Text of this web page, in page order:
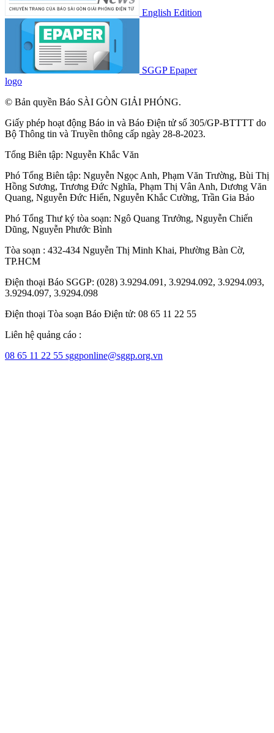
English Edition
SGGP Epaper
logo
© Bản quyền Báo SÀI GÒN GIẢI PHÓNG.
Giấy phép hoạt động Báo in và Báo Điện tử số 305/GP-BTTTT do
Bộ Thông tin và Truyền thông cấp ngày 28-8-2023.
Tổng Biên tập: Nguyễn Khắc Văn
Phó Tổng Biên tập: Nguyễn Ngọc Anh, Phạm Văn Trường, Bùi Thị
Hồng Sương, Trương Đức Nghĩa, Phạm Thị Vân Anh, Dương Văn
Quang, Nguyễn Đức Hiển, Nguyễn Khắc Cường, Trần Gia Bảo
Phó Tổng Thư ký tòa soạn: Ngô Quang Trưởng, Nguyễn Chiến
Dũng, Nguyễn Phước Bình
Tòa soạn : 432-434 Nguyễn Thị Minh Khai, Phường Bàn Cờ,
TP.HCM
Điện thoại Báo SGGP: (028) 3.9294.091, 3.9294.092, 3.9294.093,
3.9294.097, 3.9294.098
Điện thoại Tòa soạn Báo Điện tử: 08 65 11 22 55
Liên hệ quảng cáo :
08 65 11 22 55 sggponline@sggp.org.vn